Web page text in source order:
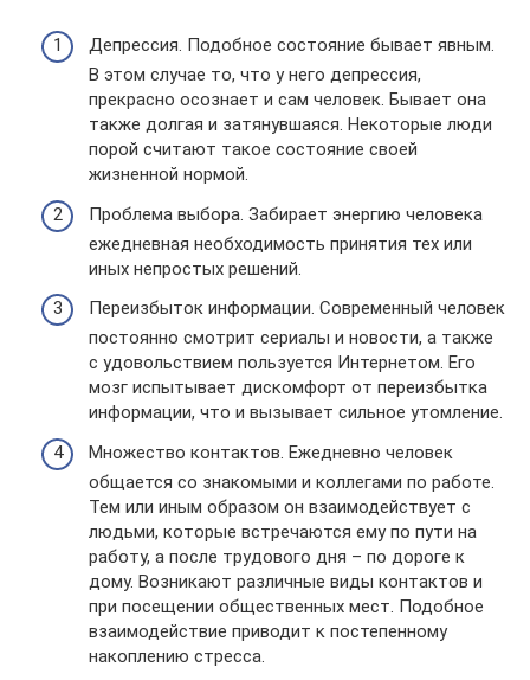
Депрессия. Подобное состояние бывает явным.
В этом случае то, что у него депрессия,
прекрасно осознает и сам человек. Бывает она
также долгая и затянувшаяся. Некоторые люди
порой считают такое состояние своей
жизненной нормой.
Проблема выбора. Забирает энергию человека
ежедневная необходимость принятия тех или
иных непростых решений.
Переизбыток информации. Современный человек
постоянно смотрит сериалы и новости, а также
с удовольствием пользуется Интернетом. Его
мозг испытывает дискомфорт от переизбытка
информации, что и вызывает сильное утомление.
Множество контактов. Ежедневно человек
общается со знакомыми и коллегами по работе.
Тем или иным образом он взаимодействует с
людьми, которые встречаются ему по пути на
работу, а после трудового дня – по дороге к
дому. Возникают различные виды контактов и
при посещении общественных мест. Подобное
взаимодействие приводит к постепенному
накоплению стресса.